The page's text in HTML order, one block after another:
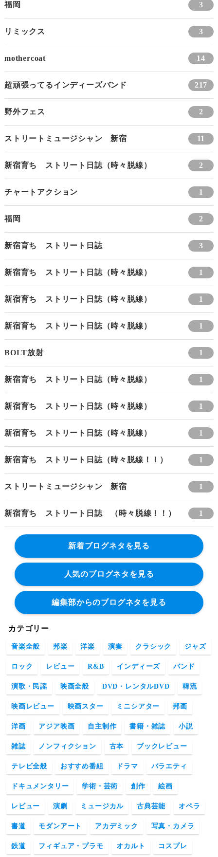
福岡 3
リミックス 3
mothercoat 14
超頑張ってるインディーズバンド 217
野外フェス 2
ストリートミュージシャン 新宿 11
新宿育ち ストリート日誌（時々脱線） 2
チャートアクション 1
福岡 2
新宿育ち ストリート日誌 3
新宿育ち ストリート日誌（時々脱線） 1
新宿育ち ストリート日誌（時々脱線） 1
新宿育ち ストリート日誌（時々脱線） 1
BOLT放射 1
新宿育ち ストリート日誌（時々脱線） 1
新宿育ち ストリート日誌（時々脱線） 1
新宿育ち ストリート日誌（時々脱線） 1
新宿育ち ストリート日誌（時々脱線！！） 1
ストリートミュージシャン 新宿 1
新宿育ち ストリート日誌 （時々脱線！！） 1
新着ブログネタを見る
人気のブログネタを見る
編集部からのブログネタを見る
カテゴリー
音楽全般 邦楽 洋楽 演奏 クラシック ジャズ
ロック レビュー R&B インディーズ バンド
演歌・民謡 映画全般 DVD・レンタルDVD 韓流
映画レビュー 映画スター ミニシアター 邦画
洋画 アジア映画 自主制作 書籍・雑誌 小説
雑誌 ノンフィクション 古本 ブックレビュー
テレビ全般 おすすめ番組 ドラマ バラエティ
ドキュメンタリー 学術・芸術 創作 絵画
レビュー 演劇 ミュージカル 古典芸能 オペラ
書道 モダンアート アカデミック 写真・カメラ
鉄道 フィギュア・プラモ オカルト コスプレ